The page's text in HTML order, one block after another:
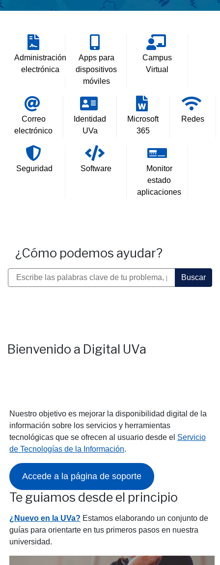
Administración
electrónica
Apps para
dispositivos
móviles
Campus
Virtual
Correo
electrónico
Identidad
UVa
Microsoft
365
Redes
Seguridad Software
Monitor
estado
aplicaciones
¿Cómo podemos ayudar?
Buscador general del sitio Buscar
Bienvenido a Digital UVa
Nuestro objetivo es mejorar la disponibilidad digital de la
información sobre los servicios y herramientas
tecnológicas que se ofrecen al usuario desde el Servicio
de Tecnologías de la Información.
Accede a la página de soporte
Te guiamos desde el principio
¿Nuevo en la UVa? Estamos elaborando un conjunto de
guías para orientarte en tus primeros pasos en nuestra
universidad.